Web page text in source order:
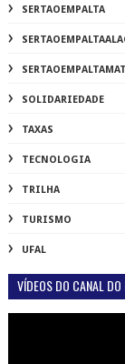
SERTAOEMPALTA
SOLIDARIEDADE
TAXAS
TECNOLOGIA
TRILHA
TURISMO
UFAL
VÍDEOS DO CANAL